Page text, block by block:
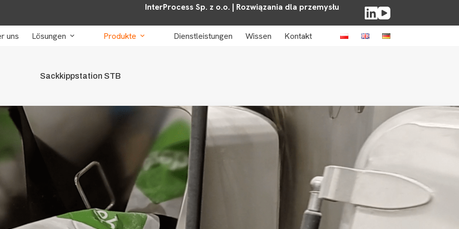
InterProcess Sp. z o.o. | Rozwiązania dla przemysłu
uns Lösungen Produkte Dienstleistungen Wissen Kontakt
Sackkippstation STB